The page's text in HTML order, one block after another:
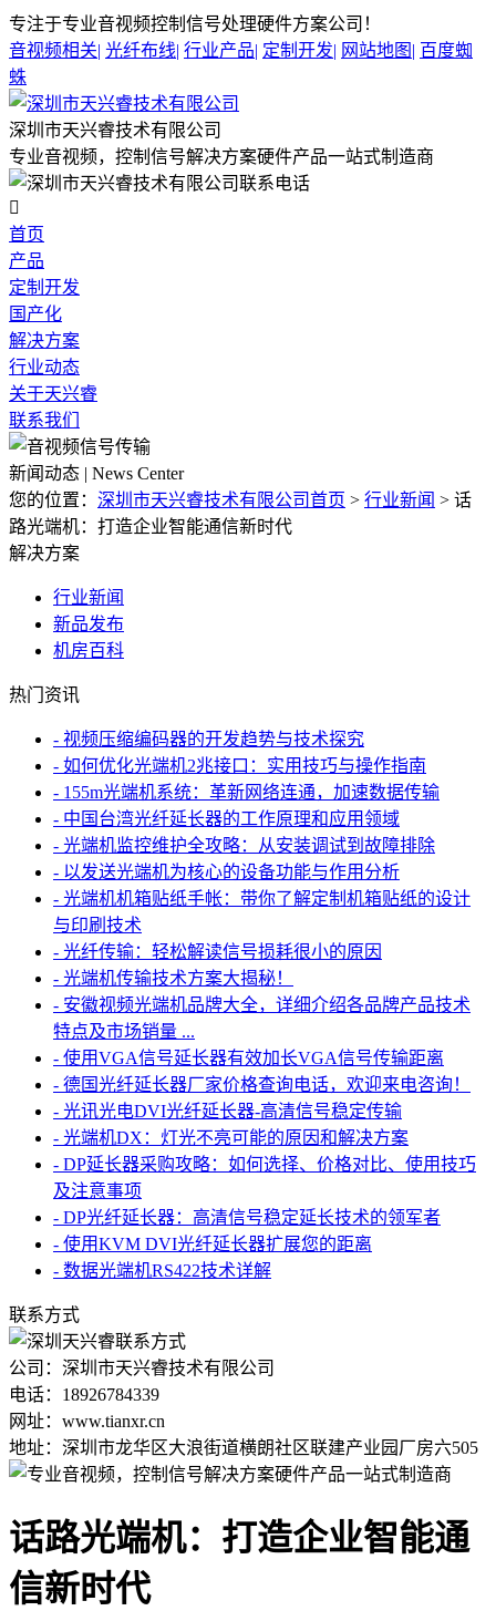
专注于专业音视频控制信号处理硬件方案公司！
音视频相关| 光纤布线| 行业产品| 定制开发| 网站地图 | 百度蜘
蛛
深圳市天兴睿技术有限公司
专业音视频，控制信号解决方案硬件产品一站式制造商

首页
产品
定制开发
国产化
解决方案
行业动态
关于天兴睿
联系我们
新闻动态 | News Center
您的位置： 深圳市天兴睿技术有限公司首页 > 行业新闻 > 话
路光端机：打造企业智能通信新时代
解决方案
行业新闻
新品发布
机房百科
热门资讯
- 视频压缩编码器的开发趋势与技术探究
- 如何优化光端机2兆接口：实用技巧与操作指南
- 155m光端机系统：革新网络连通，加速数据传输
- 中国台湾光纤延长器的工作原理和应用领域
- 光端机监控维护全攻略：从安装调试到故障排除
- 以发送光端机为核心的设备功能与作用分析
- 光端机机箱贴纸手帐：带你了解定制机箱贴纸的设计
与印刷技术
- 光纤传输：轻松解读信号损耗很小的原因
- 光端机传输技术方案大揭秘！
- 安徽视频光端机品牌大全，详细介绍各品牌产品技术
特点及市场销量 ...
- 使用VGA信号延长器有效加长VGA信号传输距离
- 德国光纤延长器厂家价格查询电话，欢迎来电咨询！
- 光讯光电DVI光纤延长器-高清信号稳定传输
- 光端机DX：灯光不亮可能的原因和解决方案
- DP延长器采购攻略：如何选择、价格对比、使用技巧
及注意事项
- DP光纤延长器：高清信号稳定延长技术的领军者
- 使用KVM DVI光纤延长器扩展您的距离
- 数据光端机RS422技术详解
联系方式
公司：深圳市天兴睿技术有限公司
电话：18926784339
网址：www.tianxr.cn
地址：深圳市龙华区大浪街道横朗社区联建产业园厂房六505
话路光端机：打造企业智能通
信新时代